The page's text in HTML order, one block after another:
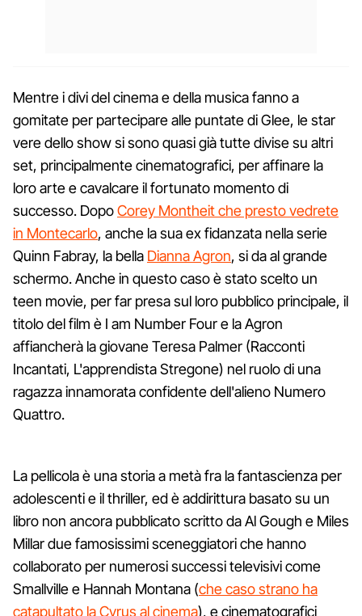
Mentre i divi del cinema e della musica fanno a
gomitate per partecipare alle puntate di Glee, le star
vere dello show si sono quasi già tutte divise su altri
set, principalmente cinematografici, per affinare la
loro arte e cavalcare il fortunato momento di
successo. DopoCorey Montheit che presto vedrete
in Montecarlo, anche la sua ex fidanzata nella serie
Quinn Fabray, la bella Dianna Agron, si da al grande
schermo. Anche in questo caso è stato scelto un
teen movie, per far presa sul loro pubblico principale, il
titolo del film è I am Number Four e la Agron
affiancherà la giovane Teresa Palmer (Racconti
Incantati, L'apprendista Stregone) nel ruolo di una
ragazza innamorata confidente dell'alieno Numero
Quattro.
La pellicola è una storia a metà fra la fantascienza per
adolescenti e il thriller, ed è addirittura basato su un
libro non ancora pubblicato scritto da Al Gough e Miles
Millar due famosissimi sceneggiatori che hanno
collaborato per numerosi successi televisivi come
Smallville e Hannah Montana (che caso strano ha
catapultato la Cyrus al cinema), e cinematografici